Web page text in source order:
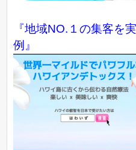
『地域NO.１の集客を
例』